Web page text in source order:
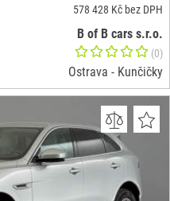
578 428 Kč bez DPH
B of B cars s.r.o.
(0)
Ostrava - Kunčičky